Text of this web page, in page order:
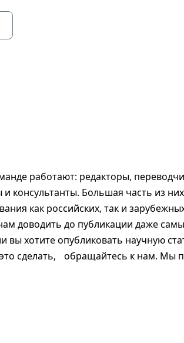
работают: редакторы,
и консультанты. Большая часть из
как российских, так и
доводить до публикации даже
вы хотите опубликовать научную
это сделать, обращайтесь к нам. Мы